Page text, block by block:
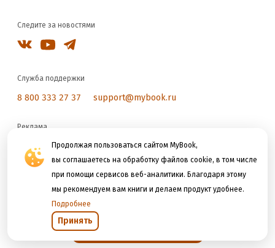
Продолжая пользоваться сайтом MyBook,
вы соглашаетесь на обработку файлов cookie, в том числе
при помощи сервисов веб-аналитики. Благодаря этому
мы рекомендуем вам книги и делаем продукт удобнее.
Подробнее
Принять
Следите за новостями
Служба поддержки
8 800 333 27 37 support@mybook.ru
Реклама
reklama@litres.ru
Мы принимаем к оплате
Открыть в приложении